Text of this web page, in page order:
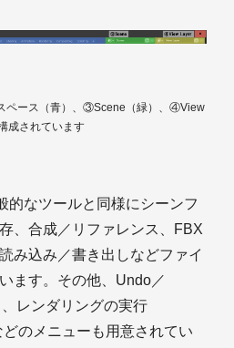
ペース（青）、③Scene（緑）、④View
成されています
的なツールと同様にシーンフ
、合成／リファレンス、FBX
み込み／書き出しなどファイ
ます。その他、Undo／
レンダリングの実行
どのメニューも用意されてい